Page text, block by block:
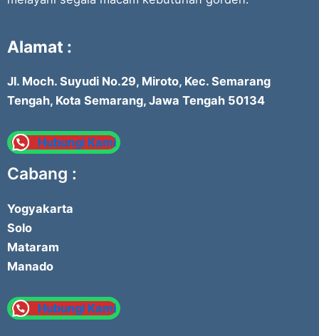
Alamat :
Jl. Moch. Suyudi No.29, Miroto, Kec. Semarang
Tengah, Kota Semarang, Jawa Tengah 50134
Hubungi Kami
Cabang :
Yogyakarta
Solo
Mataram
Manado
Hubungi Kami